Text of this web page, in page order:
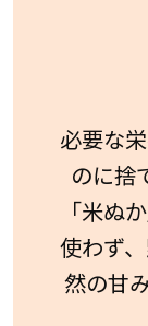
必要な
のに捨
「米ぬ
使わず
然の甘